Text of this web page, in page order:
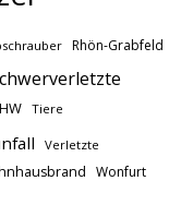
Rhön-Grabfeld
Tiere
Verletzte
Wonfurt